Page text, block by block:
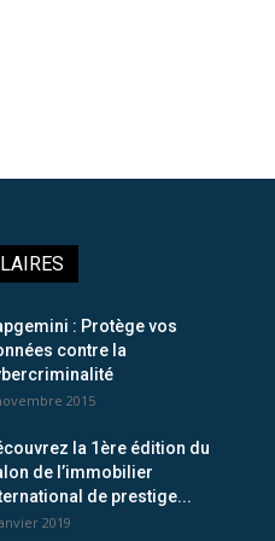
: Protège vos
contre la
2015
la 1ère édition du
de l’immobilier
de prestige...
2019